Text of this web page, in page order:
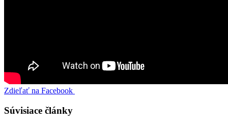
Zdieľať na Facebook
Súvisiace články